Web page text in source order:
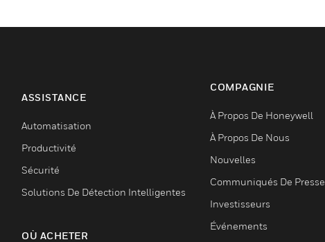
ASSISTANCE
Automatisation
Productivité
Sécurité
Solutions De Détection Intelligentes
OÙ ACHETER
COMPAGNIE
À Propos De Honeywell
À Propos De Nous
Nouvelles
Communiqués De Presse
Investisseurs
Événements